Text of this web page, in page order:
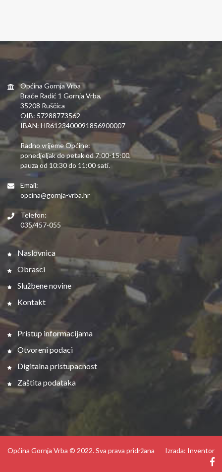
Općina Gornja Vrba
Braće Radić 1 Gornja Vrba,
35208 Ruščica
OIB: 57288773562
IBAN: HR6123400091856900007
Radno vrijeme Općine:
ponedjeljak do petak od 7:00-15:00,
pauza od 10:30 do 11:00 sati.
Email:
opcina@gornja-vrba.hr
Telefon:
035/457-055
Naslovnica
Obrasci
Službene novine
Kontakt
Pristup informacijama
Otvoreni podaci
Digitalna pristupacnost
Zaštita podataka
Općina Gornja Vrba © 2022. Sva prava pridržana Izrada: Inventor